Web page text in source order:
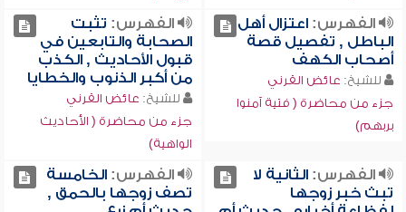
الفهرس:اعتزال أهل
الباطل , تفصيل قصة
أصحاب الكهف
للشيخ: عائض القرني
جزء من محاضرة ( فتية آمنوا
بربهم)
الفهرس: تثبت
الصحابة والتابعين في
قبول الأحاديث , الكذب
من أكبر الذنوب والخطايا
للشيخ: عائض القرني
جزء من محاضرة ( الأحاديث
الواهية)
الفهرس:الثانية لا
تبث خبر زوجها
الفهرس:الخامسة
تصف زوجها بالحمق ,